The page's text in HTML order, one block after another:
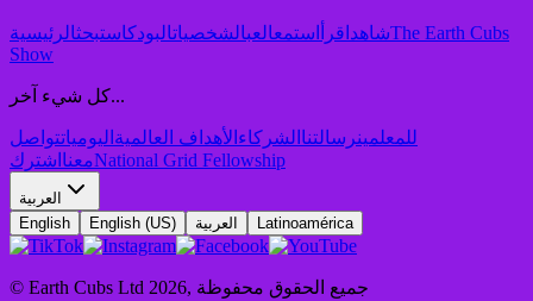
شاهد اقرأ استمعالعبالشخصياتالبودكاستبحثالرئيسية
The Earth Cubs
Show
كل شيء آخر...
للمعلمينرسالتنا الشركاء الأهداف العالمية اليومياتتواصل
معنا اشترك National Grid Fellowship
العربية
English
English (US) العربية Latinoamérica
© Earth Cubs Ltd 2026, جميع الحقوق محفوظة